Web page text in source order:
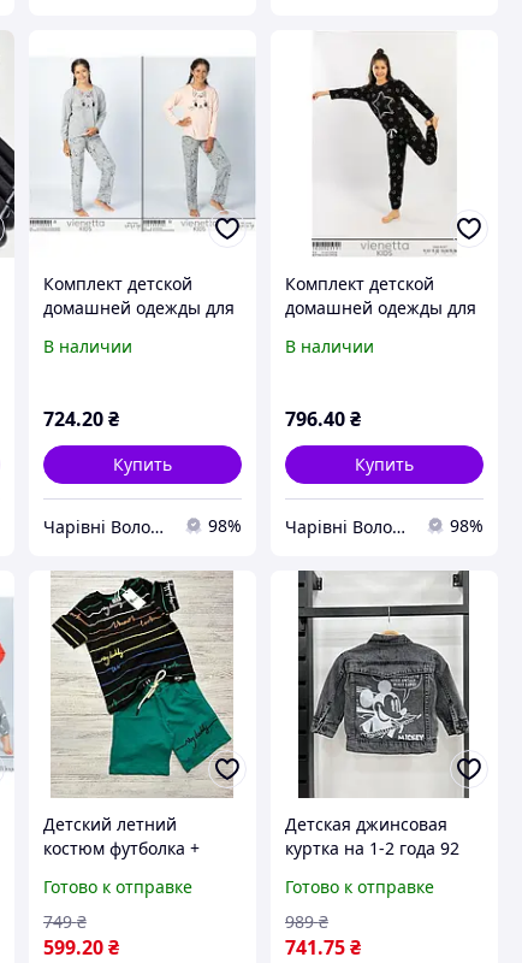
Комплект детской
домашней одежды для
короткий рукав.+
В наличии
724.20 ₴
Купить
Чарівні Волошки 98%
Комплект детской
домашней одежды для
короткий рукав.+
В наличии
796.40₴
Купить
Чарівні Волошки 98%
Детский летний
костюм футболка +
стильный комплект
повседневная одежда
3-4 года
Готово к отправке
599.20 ₴
749 ₴
Детская джинсовая
куртка на 1-2 года 92
Маусом верхняя
одежда на весну для
мальчиков Зара Турция
Готово к отправке
741.75₴
989 ₴